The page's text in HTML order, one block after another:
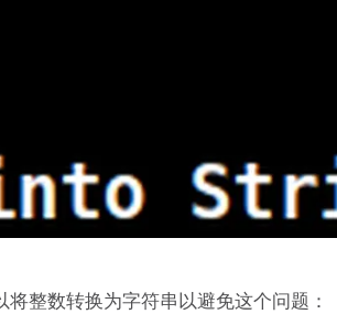
将整数转换为字符串以避免这个问题：